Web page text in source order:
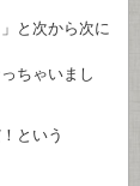
と次から次に
ちゃいまし
という